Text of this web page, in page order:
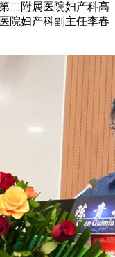
附属医院妇产科高
院妇产科副主任李春